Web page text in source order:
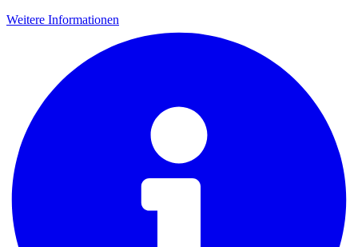
Weitere Informationen